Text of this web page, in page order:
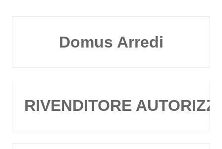
Domus Arredi
RIVENDITORE